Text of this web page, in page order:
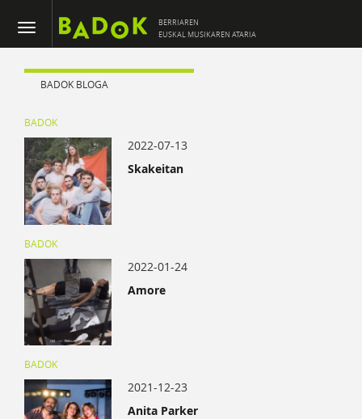
BERRIAREN
EUSKAL MUSIKAREN ATARIA
BADOK BLOGA
BADOK
2022-07-13
Skakeitan
BADOK
2022-01-24
Amore
BADOK
2021-12-23
Anita Parker